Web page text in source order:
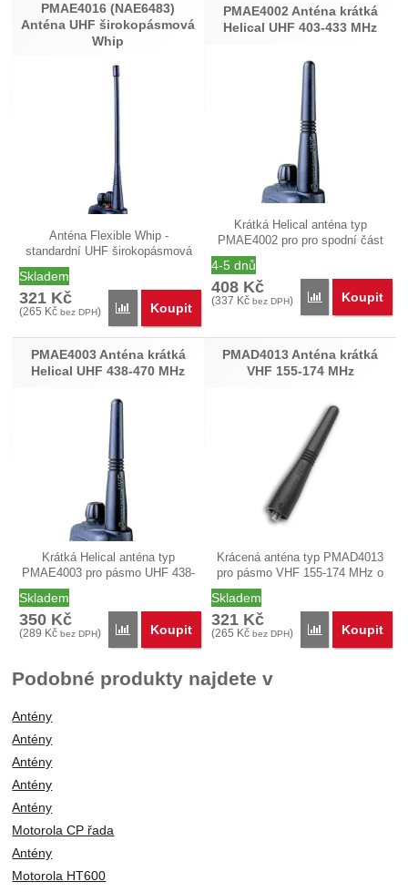
Nebyla přidána žádná recenze.
PMAE4016 (NAE6483)
Anténa UHF širokopásmová
Whip
Anténa Flexible Whip -
standardní UHF širokopásmová
Skladem
321 Kč
(265 Kč bez DPH) Porovnat
Koupit
PMAE4002 Anténa krátká
Helical UHF 403-433 MHz
Krátká Helical anténa typ
PMAE4002 pro pro spodní část
4-5 dnů
408 Kč
(337 Kč bez DPH) Porovnat
Koupit
PMAE4003 Anténa krátká
Helical UHF 438-470 MHz
Krátká Helical anténa typ
PMAE4003 pro pásmo UHF 438-
Skladem
350 Kč
(289 Kč bez DPH) Porovnat
Koupit
PMAD4013 Anténa krátká
VHF 155-174 MHz
Krácená anténa typ PMAD4013
pro pásmo VHF 155-174 MHz o
Skladem
321 Kč
(265 Kč bez DPH) Porovnat
Koupit
Podobné produkty najdete v
Antény
Antény
Antény
Antény
Antény
Motorola CP řada
Antény
Motorola HT600